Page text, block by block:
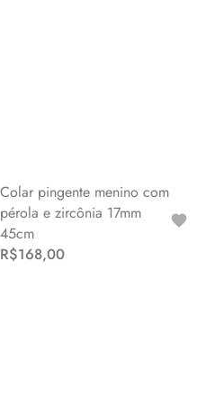
Colar pingente menino com
pérola e zircônia 17mm
45cm
R$168,00